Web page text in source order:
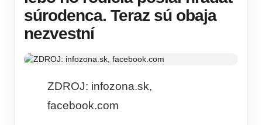
súrodenca. Teraz sú obaja
nezvestní
ZDROJ: infozona.sk,
facebook.com